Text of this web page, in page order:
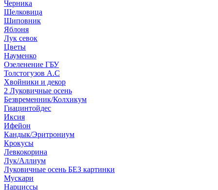
Черника
Шелковица
Шиповник
Яблоня
Лук севок
Цветы
Науменко
Озеленение ГБУ
Толстогузов А.С
Хвойники и декор
2 Луковичные осень
Безвременник/Колхикум
Гиацинтойдес
Иксия
Ифейон
Кандык/Эритрониум
Крокусы
Левкокорина
Лук/Аллиум
Луковичные осень БЕЗ картинки
Мускари
Нарциссы